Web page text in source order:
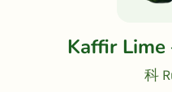
Kaffir
科